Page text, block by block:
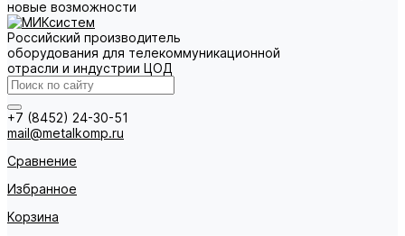
новые возможности
Российский производитель
оборудования для телекоммуникационной
отрасли и индустрии ЦОД
+7 (8452) 24-30-51
mail@metalkomp.ru
Сравнение
Избранное
Корзина